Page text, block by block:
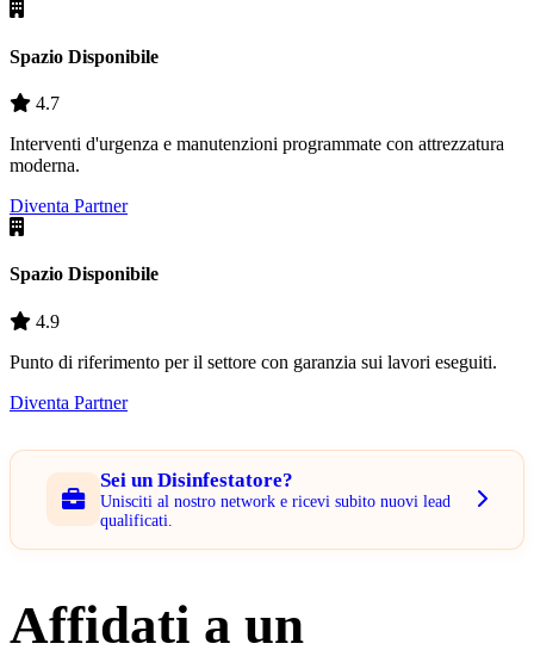
Spazio Disponibile
4.7
Interventi d'urgenza e manutenzioni programmate con attrezzatura
moderna.
Diventa Partner
Spazio Disponibile
4.9
Punto di riferimento per il settore con garanzia sui lavori eseguiti.
Diventa Partner
Sei un Disinfestatore?
Unisciti al nostro network e ricevi subito nuovi lead
qualificati.
Affidati a un